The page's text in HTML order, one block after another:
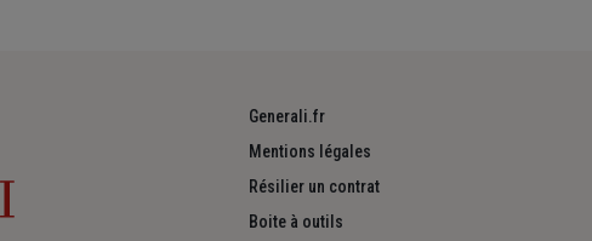
Generali.fr
Mentions légales
Résilier un contrat
Boite à outils